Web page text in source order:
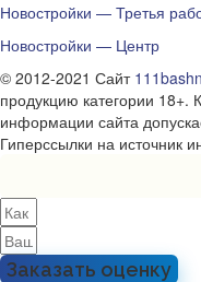
Новостройки — Третья
Новостройки — Центр
© 2012-2021 Сайт
продукцию категории 18+.
информации сайта
Гиперссылки на источник
Заказать оценку